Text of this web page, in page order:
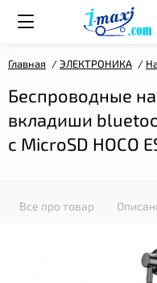
Главная ЭЛЕКТРОНИКА
Беспроводные
вкладиши
с MicroSD HOCO
Все про товар